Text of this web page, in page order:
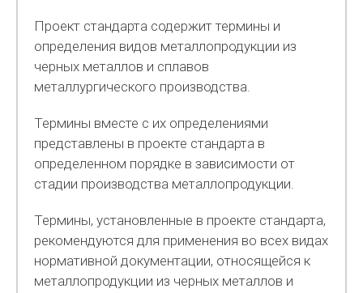
Проект стандарта содержит термины и
определения видов металлопродукции из
черных металлов и сплавов
металлургического производства.
Термины вместе с их определениями
представлены в проекте стандарта в
определенном порядке в зависимости от
стадии производства металлопродукции.
Термины, установленные в проекте стандарта,
рекомендуются для применения во всех видах
нормативной документации, относящейся к
металлопродукции из черных металлов и